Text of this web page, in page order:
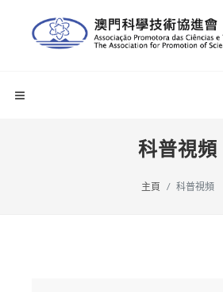
科普視頻
主頁 科普視頻